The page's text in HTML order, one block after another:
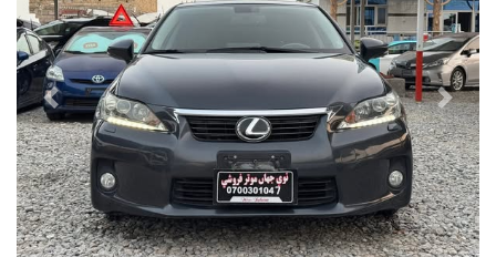
Previous Next